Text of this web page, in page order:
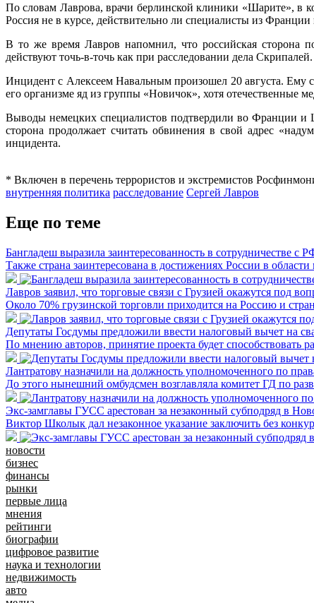
По словам Лаврова, врачи берлинской клиники «Шарите», в
Россия не в курсе, действительно ли специалисты из
В то же время Лавров напомнил, что российская сторона
действуют точь-в-точь как при расследовании дела
Инцидент с Алексеем Навальным произошел 20 августа. Ему
его организме яд из группы «Новичок», хотя отечественные
Выводы немецких специалистов подтвердили во Франции и
сторона продолжает считать обвинения в свой адрес
инцидента.
* Включен в перечень террористов и экстремистов
внутренняя политика расследование Сергей Лавров
Еще по теме
Бангладеш выразила заинтересованность в сотрудничестве с
Также страна заинтересована в достижениях России в
Лавров заявил, что торговые связи с Грузией окажутся под
Около 70% грузинской торговли приходится на Россию и
Депутаты Госдумы предложили ввести налоговый вычет на
По мнению авторов, принятие проекта будет способствовать
Лантратову назначили на должность уполномоченного по
До этого нынешний омбудсмен возглавляла комитет ГД по
Экс-замглавы ГУСС арестован за незаконный субподряд в
Виктор Школык дал незаконное указание заключить без
новости
бизнес
финансы
рынки
первые лица
мнения
рейтинги
биографии
цифровое развитие
наука и технологии
недвижимость
авто